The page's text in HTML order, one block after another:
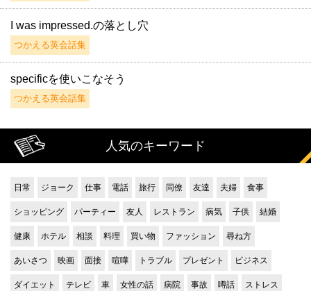
I was impressed.の落とし穴
つかえる英会話集
specificを使いこなそう
つかえる英会話集
人気のキーワード
日常 ジョーク 仕事 電話 旅行 同僚 友達 夫婦 食事
ショッピング パーティー 友人 レストラン 病気 子供 結婚
健康 ホテル 相談 料理 買い物 ファッション 尋ね方
あいさつ 映画 面接 喧嘩 トラブル プレゼント ビジネス
ダイエット テレビ 車 女性の話 病院 事故 噂話 ストレス